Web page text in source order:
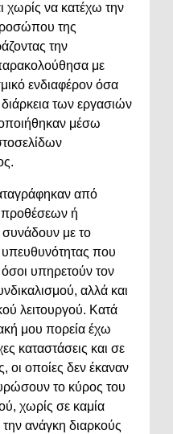
χωρίς να κατέχω την
της
την
με
ενδιαφέρον όσα
των εργασιών
μέσω
από
προθέσεων ή
συνάδουν με το
υπευθυνότητας που
υπηρετούν τον
αλλά και
λειτουργού. Κατά
μου πορεία έχω
καταστάσεις και σε
οι οποίες δεν έκαναν
το κύρος του
χωρίς σε καμία
ανάγκη διαρκούς